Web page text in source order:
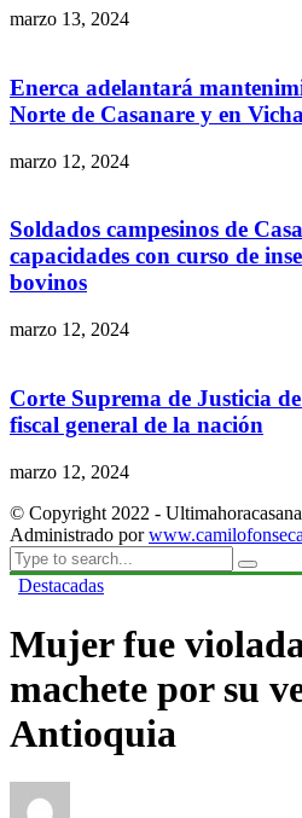
marzo 13, 2024
Enerca adelantará
Norte de Casanare y en
marzo 12, 2024
Soldados campesinos de
capacidades con curso de
bovinos
marzo 12, 2024
Corte Suprema de Justicia
fiscal general de la nación
marzo 12, 2024
© Copyright 2022 -
Administrado por
Destacadas
Mujer fue
machete por su
Antioquia